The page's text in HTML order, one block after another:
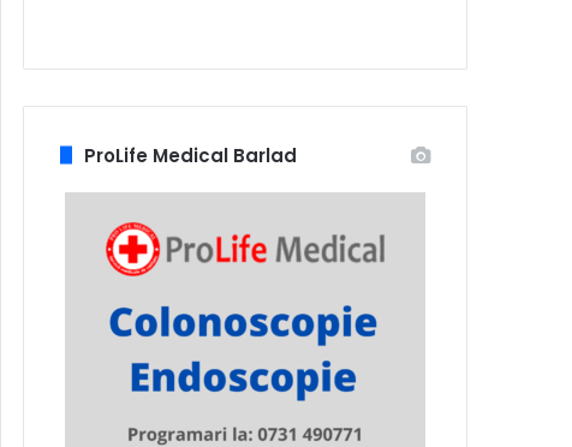
ProLife Medical Barlad